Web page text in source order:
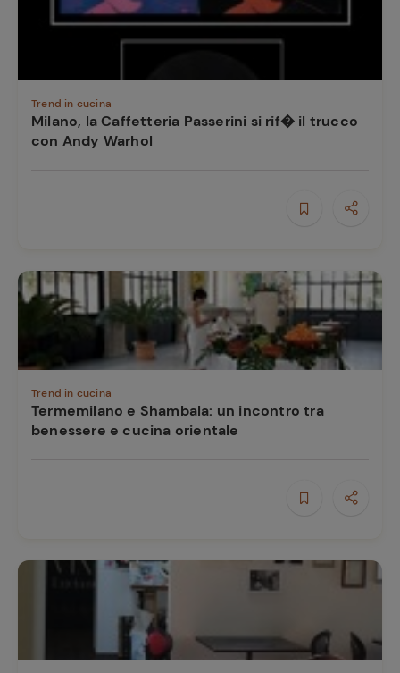
Trend in cucina
Milano, la Caffetteria Passerini si rif� il trucco
con Andy Warhol
Trend in cucina
Termemilano e Shambala: un incontro tra
benessere e cucina orientale